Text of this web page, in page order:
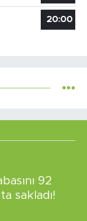
20:00
92
sakladı!